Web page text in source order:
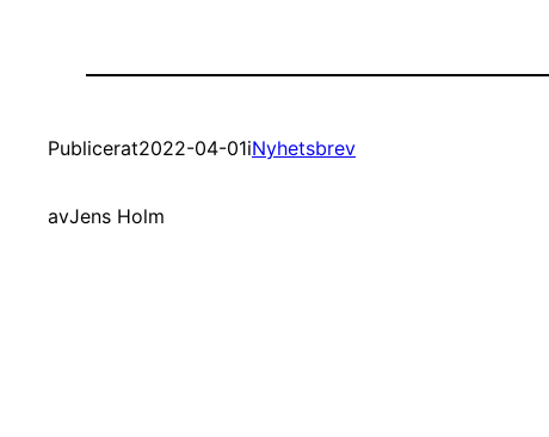
Publicerat2022-04-01iNyhetsbrev
avJens Holm